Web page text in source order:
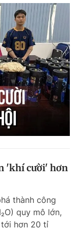
cáo
24.3.2020
Cấm sao chép
bằng văn bản.
'khí cười' hơn
thành công
quy mô lớn,
hơn 20 tỉ